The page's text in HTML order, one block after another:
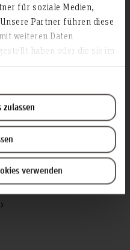
für soziale Medien,
Partner führen diese
weiteren Daten
haben oder die sie im
zulassen
verwenden